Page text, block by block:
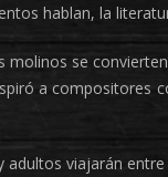
hablan, la
molinos se
a compositores
viajarán